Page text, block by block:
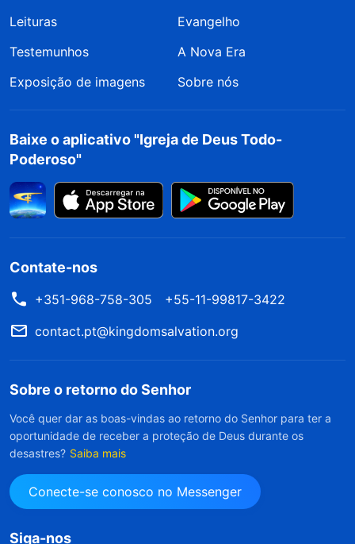
Leituras
Evangelho
Testemunhos
A Nova Era
Exposição de imagens
Sobre nós
Baixe o aplicativo "Igreja de Deus Todo-
Poderoso"
Contate-nos
+351-968-758-305
+55-11-99817-3422
contact.pt@kingdomsalvation.org
Sobre o retorno do Senhor
Você quer dar as boas-vindas ao retorno do Senhor para ter a
oportunidade de receber a proteção de Deus durante os
desastres? Saiba mais
Conecte-se conosco no Messenger
Siga-nos